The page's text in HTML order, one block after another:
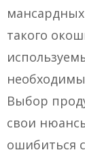
такого
Выбор
свои
ошибиться